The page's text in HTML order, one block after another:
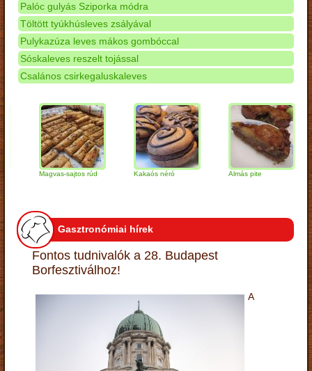
Palóc gulyás Sziporka módra
Töltött tyúkhúsleves zsályával
Pulykazúza leves mákos gombóccal
Sóskaleves reszelt tojással
Csalános csirkegaluskaleves
Magvas-sajtos rúd Kakaós néró Almás pite
Gasztronómiai hírek
Fontos tudnivalók a 28. Budapest
Borfesztiválhoz!
A